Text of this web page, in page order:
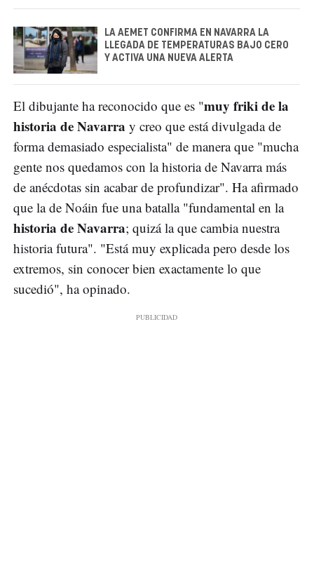
LA AEMET CONFIRMA EN NAVARRA LA
LLEGADA DE TEMPERATURAS BAJO CERO
Y ACTIVA UNA NUEVA ALERTA
El dibujante ha reconocido que es "muy friki de la
historia de Navarra y creo que está divulgada de
forma demasiado especialista" de manera que "mucha
gente nos quedamos con la historia de Navarra más
de anécdotas sin acabar de profundizar". Ha afirmado
que la de Noáin fue una batalla "fundamental en la
historia de Navarra; quizá la que cambia nuestra
historia futura". "Está muy explicada pero desde los
extremos, sin conocer bien exactamente lo que
sucedió", ha opinado.